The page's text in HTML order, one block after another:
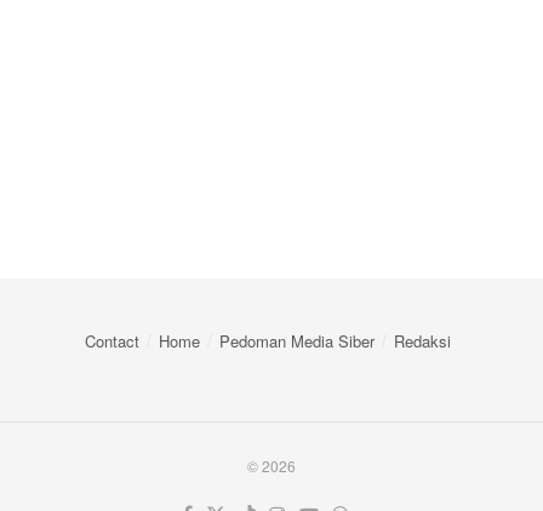
Contact Home Pedoman Media Siber Redaksi
© 2026